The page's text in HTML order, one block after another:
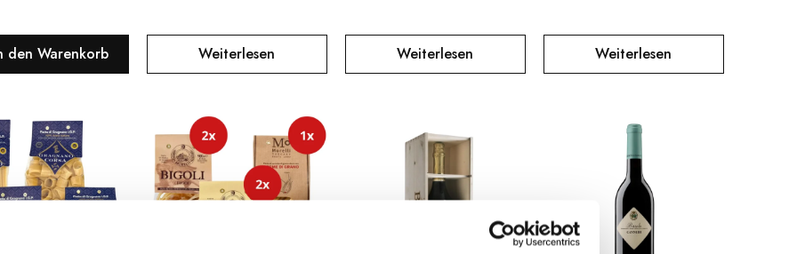
den Warenkorb Weiterlesen Weiterlesen Weiterlesen